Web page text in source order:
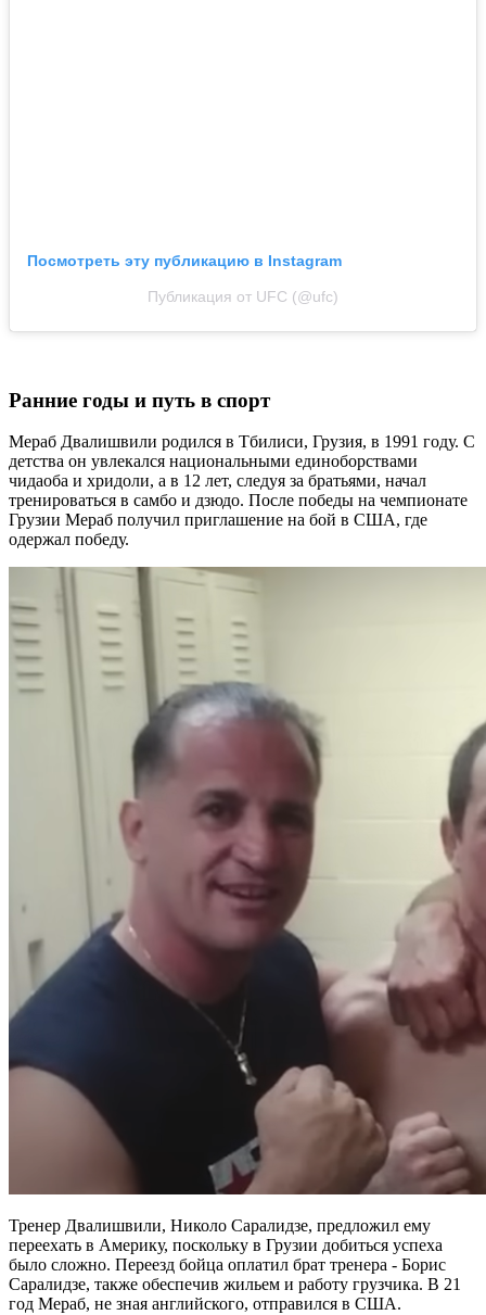
Посмотреть эту публикацию в Instagram
Публикация от UFC (@ufc)
Ранние годы и путь в спорт
Мераб Двалишвили родился в Тбилиси, Грузия, в 1991 году. С
детства он увлекался национальными единоборствами
чидаоба и хридоли, а в 12 лет, следуя за братьями, начал
тренироваться в самбо и дзюдо. После победы на чемпионате
Грузии Мераб получил приглашение на бой в США, где
одержал победу.
Тренер Двалишвили, Николо Саралидзе, предложил ему
переехать в Америку, поскольку в Грузии добиться успеха
было сложно. Переезд бойца оплатил брат тренера - Борис
Саралидзе, также обеспечив жильем и работу грузчика. В 21
год Мераб, не зная английского, отправился в США.